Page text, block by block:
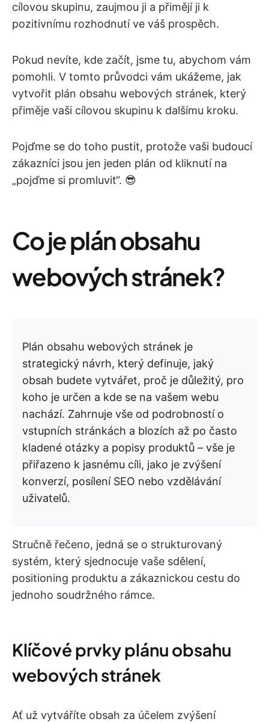
cílovou skupinu, zaujmou ji a přimějí ji k
pozitivnímu rozhodnutí ve váš prospěch.
Pokud nevíte, kde začít, jsme tu, abychom vám
pomohli. V tomto průvodci vám ukážeme, jak
vytvořit plán obsahu webových stránek, který
přiměje vaši cílovou skupinu k dalšímu kroku.
Pojďme se do toho pustit, protože vaši budoucí
zákazníci jsou jen jeden plán od kliknutí na
„pojďme si promluvit“. 😎
Co je plán obsahu
webových stránek?
Plán obsahu webových stránek je
strategický návrh, který definuje, jaký
obsah budete vytvářet, proč je důležitý, pro
koho je určen a kde se na vašem webu
nachází. Zahrnuje vše od podrobností o
vstupních stránkách a blozích až po často
kladené otázky a popisy produktů – vše je
přiřazeno k jasnému cíli, jako je zvýšení
konverzí, posílení SEO nebo vzdělávání
uživatelů.
Stručně řečeno, jedná se o strukturovaný
systém, který sjednocuje vaše sdělení,
positioning produktu a zákaznickou cestu do
jednoho soudržného rámce.
Klíčové prvky plánu obsahu
webových stránek
Ať už vytváříte obsah za účelem zvýšení